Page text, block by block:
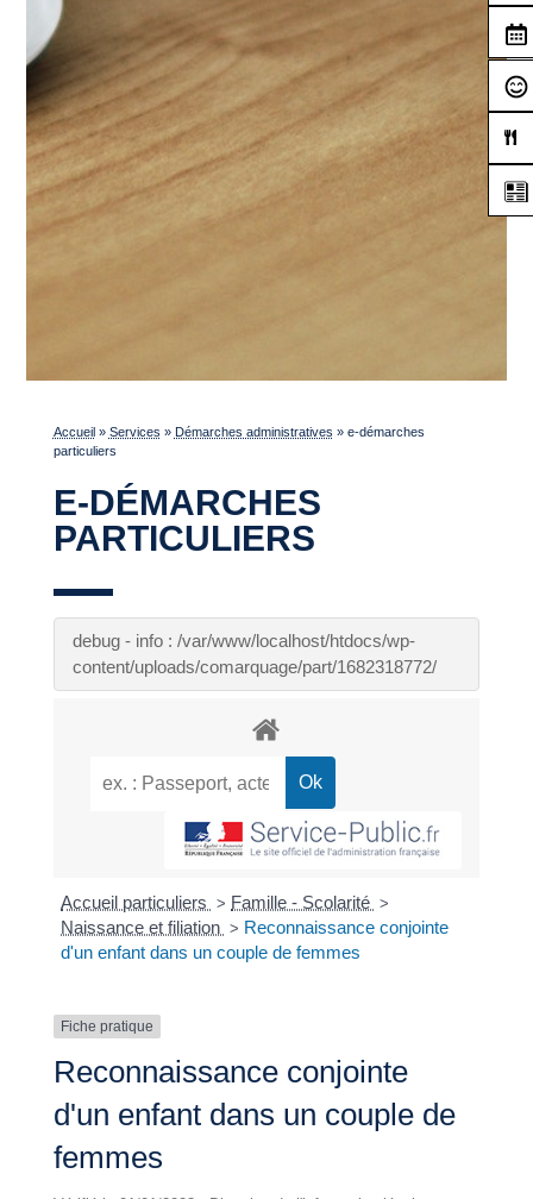
Accueil » Services » Démarches administratives » e-démarches
particuliers
E-DÉMARCHES
PARTICULIERS
debug - info : /var/www/localhost/htdocs/wp-
content/uploads/comarquage/part/1682318772/
Accueil particuliers > Famille - Scolarité >
Naissance et filiation > Reconnaissance conjointe
d'un enfant dans un couple de femmes
Fiche pratique
Reconnaissance conjointe
d'un enfant dans un couple de
femmes